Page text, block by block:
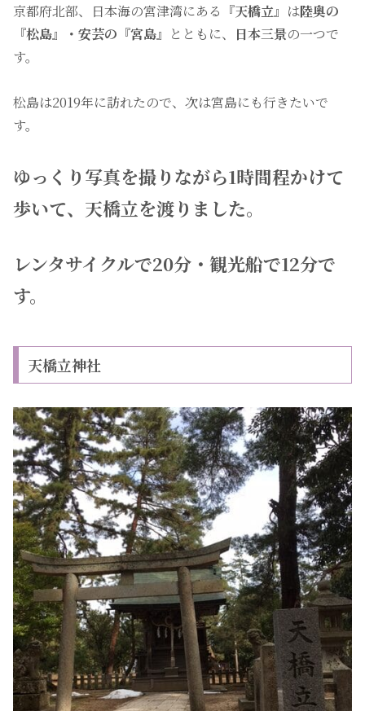
京都府北部、日本海の宮津湾にある 『天橋立』 は陸奥の
『松島』・安芸の『宮島』 とともに、 日本三景の一つで
す。
松島は2019年に訪れたので、次は宮島にも行きたいで
す。
ゆっくり写真を撮りながら1時間程かけて
歩いて、天橋立を渡りました。
レンタサイクルで20分・観光船で12分で
す。
天橋立神社